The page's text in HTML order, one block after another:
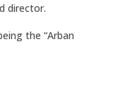
director.
the “Arban